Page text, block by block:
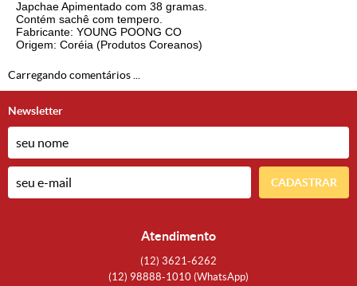
Japchae Apimentado com 38 gramas.
Contém sachê com tempero.
Fabricante: YOUNG POONG CO
Origem: Coréia (Produtos Coreanos)
Carregando comentários ...
Newsletter
CADASTRAR
Atendimento
(12) 3621-6262
(12) 98888-1010 (WhatsApp)